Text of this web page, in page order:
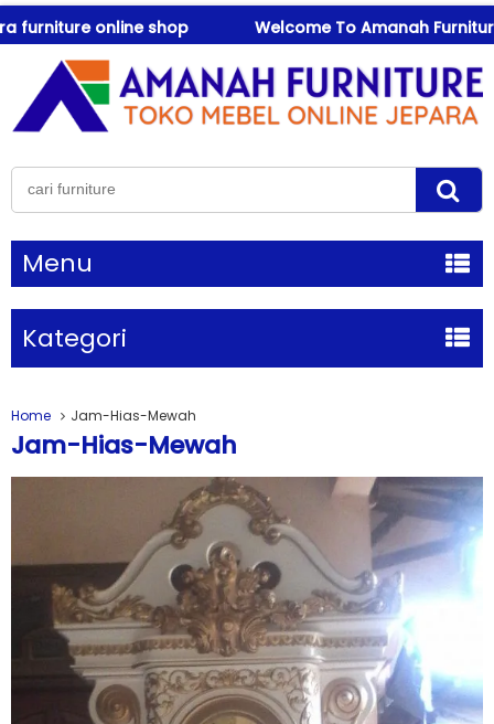
online shop Welcome To Amanah Furniture !
Menu
Kategori
Home Jam-Hias-Mewah
Jam-Hias-Mewah